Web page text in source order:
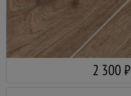
2 300 ₽